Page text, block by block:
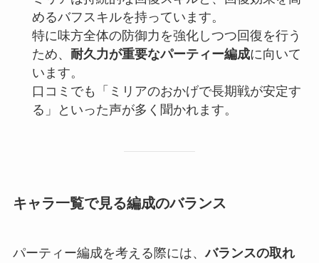
めるバフスキルを持っています。
特に味方全体の防御力を強化しつつ回復を行う
ため、 耐久力が重要なパーティー編成に向いて
います。
口コミでも「ミリアのおかげで長期戦が安定す
る」といった声が多く聞かれます。
キャラ一覧で見る編成のバランス
パーティー編成を考える際には、バランスの取れ